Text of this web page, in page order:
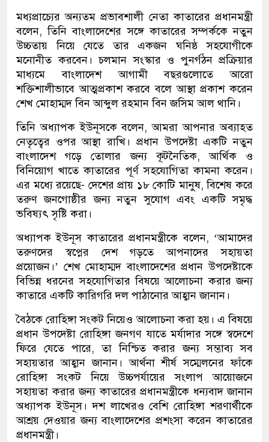
মধ্যপ্রাচ্যের অন্যতম প্রভাবশালী নেতা কাতারের প্রধানমন্ত্রী
বলেন, তিনি বাংলাদেশের সঙ্গে কাতারের সম্পর্ককে নতুন
উচ্চতায় নিয়ে যেতে তার একজন ঘনিষ্ঠ সহযোগীকে
মনোনীত করবেন। চলমান সংস্কার ও পুনর্গঠন প্রক্রিয়ার
মাধ্যমে বাংলাদেশ আগামী বছরগুলোতে আরো
শক্তিশালীভাবে আত্মপ্রকাশ করবে বলে আস্থা প্রকাশ করেন
শেখ মোহাম্মদ বিন আব্দুল রহমান বিন জসিম আল থানি।
তিনি অধ্যাপক ইউনূসকে বলেন, আমরা আপনার অব্যাহত
নেতৃত্বের ওপর আস্থা রাখি। প্রধান উপদেষ্টা একটি নতুন
বাংলাদেশ গড়ে তোলার জন্য কূটনৈতিক, আর্থিক ও
বিনিয়োগ খাতে কাতারের পূর্ণ সহযোগিতা কামনা করেন।
এর মধ্যে রয়েছে- দেশের প্রায় ১৮ কোটি মানুষ, বিশেষ করে
তরুণ জনগোষ্ঠীর জন্য নতুন সুযোগ এবং একটি সমৃদ্ধ
ভবিষ্যৎ সৃষ্টি করা।
অধ্যাপক ইউনূস কাতারের প্রধানমন্ত্রীকে বলেন, ‘আমাদের
তরুণদের স্বপ্নের দেশ গড়তে আপনাদের সহায়তা
প্রয়োজন।’ শেখ মোহাম্মদ বাংলাদেশের প্রধান উপদেষ্টাকে
বিভিন্ন ধরনের সহযোগিতার বিষয়ে আলোচনা করার জন্য
কাতারে একটি কারিগরি দল পাঠানোর আহ্বান জানান।
বৈঠকে রোহিঙ্গা সংকট নিয়েও আলোচনা করা হয়। এ বিষয়ে
প্রধান উপদেষ্টা রোহিঙ্গা জনগণ যাতে মর্যাদার সঙ্গে স্বদেশে
ফিরে যেতে পারে, তা নিশ্চিত করার জন্য সম্ভাব্য সব
সহায়তার আহ্বান জানান। আর্থনা শীর্ষ সম্মেলনের ফাঁকে
রোহিঙ্গা সংকট নিয়ে উচ্চপর্যায়ের সংলাপ আয়োজনে
সহায়তা করার জন্য কাতারের প্রধানমন্ত্রীকে ধন্যবাদ জানান
অধ্যাপক ইউনূস। দশ লাখেরও বেশি রোহিঙ্গা শরণার্থীকে
আশ্রয় দেওয়ার জন্য বাংলাদেশের প্রশংসা করেন কাতারের
প্রধানমন্ত্রী।